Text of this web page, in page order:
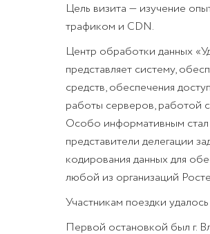
Цель визита — изучение
трафиком и CDN.
Центр обработки данных
представляет систему,
средств, обеспечения
работы серверов, работой
Особо информативным стал
представители делегации
кодирования данных для
любой из организаций
Участникам поездки
Первой остановкой был г.